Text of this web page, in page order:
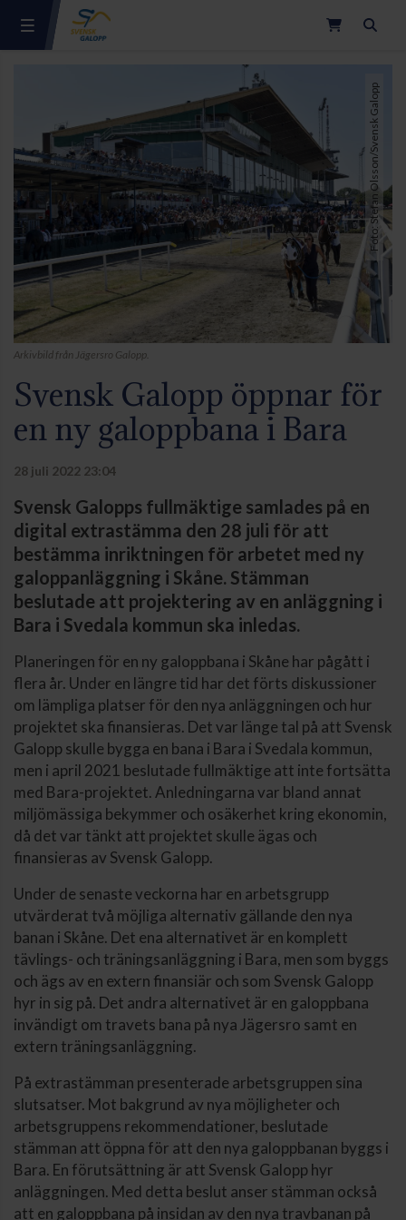
Foto: Stefan Olsson/Svensk Galopp
Arkivbild från Jägersro Galopp.
Svensk Galopp öppnar för
en ny galoppbana i Bara
28 juli 2022 23:04
Svensk Galopps fullmäktige samlades på en
digital extrastämma den 28 juli för att
bestämma inriktningen för arbetet med ny
galoppanläggning i Skåne. Stämman
beslutade att projektering av en anläggning i
Bara i Svedala kommun ska inledas.
Planeringen för en ny galoppbana i Skåne har pågått i
flera år. Under en längre tid har det förts diskussioner
om lämpliga platser för den nya anläggningen och hur
projektet ska finansieras. Det var länge tal på att Svensk
Galopp skulle bygga en bana i Bara i Svedala kommun,
men i april 2021 beslutade fullmäktige att inte fortsätta
med Bara-projektet. Anledningarna var bland annat
miljömässiga bekymmer och osäkerhet kring ekonomin,
då det var tänkt att projektet skulle ägas och
finansieras av Svensk Galopp.
Under de senaste veckorna har en arbetsgrupp
utvärderat två möjliga alternativ gällande den nya
banan i Skåne. Det ena alternativet är en komplett
tävlings- och träningsanläggning i Bara, men som byggs
och ägs av en extern finansiär och som Svensk Galopp
hyr in sig på. Det andra alternativet är en galoppbana
invändigt om travets bana på nya Jägersro samt en
extern träningsanläggning.
På extrastämman presenterade arbetsgruppen sina
slutsatser. Mot bakgrund av nya möjligheter och
arbetsgruppens rekommendationer, beslutade
stämman att öppna för att den nya galoppbanan byggs i
Bara. En förutsättning är att Svensk Galopp hyr
anläggningen. Med detta beslut anser stämman också
att en galoppbana på insidan av den nya travbanan på